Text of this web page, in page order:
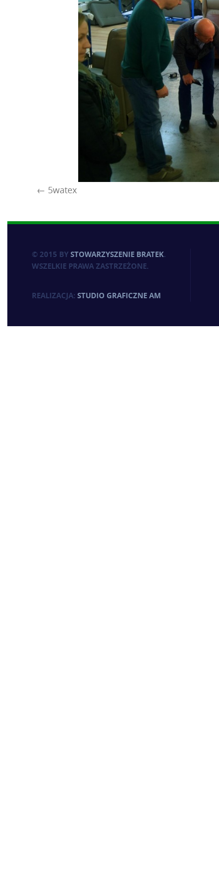
5watex
© 2015 BYSTOWARZYSZENIE BRATEK.
WSZELKIE PRAWA ZASTRZEŻONE.
REALIZACJA: STUDIO GRAFICZNE AM